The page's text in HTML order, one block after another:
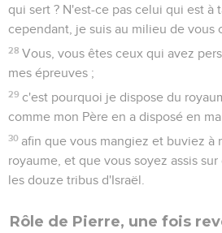
qui sert ? N'est-ce pas celui qui est à
cependant, je suis au milieu de vous
28 Vous, vous êtes ceux qui avez
mes épreuves ;
29 c'est pourquoi je dispose du
comme mon Père en a disposé en ma
30 afin que vous mangiez et buviez à
royaume, et que vous soyez assis
les douze tribus d'Israël.
Rôle de Pierre, une fois